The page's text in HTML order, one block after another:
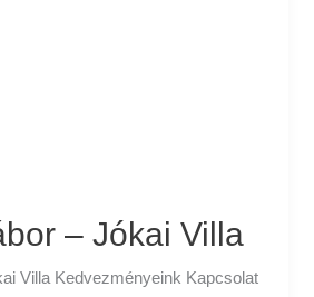
– Jókai Villa
Villa Kedvezményeink Kapcsolat